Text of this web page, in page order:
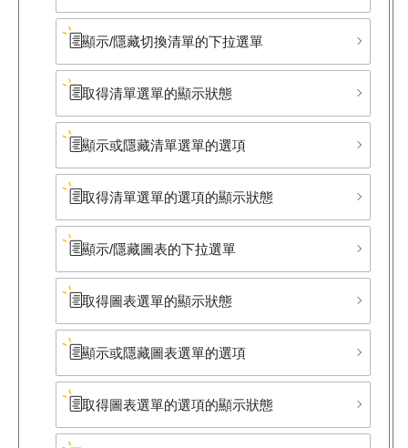
顯示/隱藏切換清單的下拉選單
取得清單選單的顯示狀態
顯示或隱藏清單選單的選項
取得清單選單的選項的顯示狀態
顯示/隱藏圖表的下拉選單
取得圖表選單的顯示狀態
顯示或隱藏圖表選單的選項
取得圖表選單的選項的顯示狀態